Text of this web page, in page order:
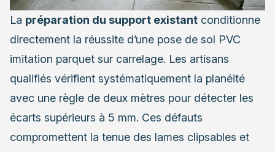
La préparation du support existant conditionne
directement la réussite d’une pose de sol PVC
imitation parquet sur carrelage. Les artisans
qualifiés vérifient systématiquement la planéité
avec une règle de deux mètres pour détecter les
écarts supérieurs à 5 mm. Ces défauts
compromettent la tenue des lames clipsables et